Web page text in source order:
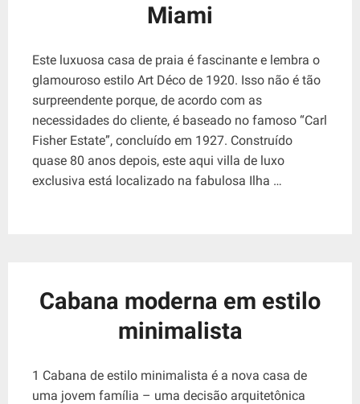
Miami
Este luxuosa casa de praia é fascinante e lembra o
glamouroso estilo Art Déco de 1920. Isso não é tão
surpreendente porque, de acordo com as
necessidades do cliente, é baseado no famoso “Carl
Fisher Estate”, concluído em 1927. Construído
quase 80 anos depois, este aqui villa de luxo
exclusiva está localizado na fabulosa Ilha …
Cabana moderna em estilo
minimalista
1 Cabana de estilo minimalista é a nova casa de
uma jovem família – uma decisão arquitetônica